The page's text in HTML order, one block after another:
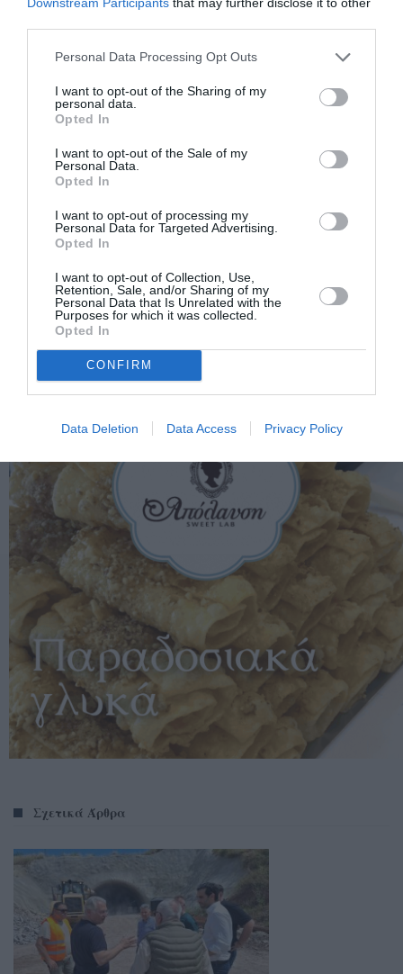
Personal Data Processing Opt Outs
I want to opt-out of the Sharing of my
personal data.
Opted In
I want to opt-out of the Sale of my
Personal Data.
Opted In
I want to opt-out of processing my
Personal Data for Targeted Advertising.
Opted In
I want to opt-out of Collection, Use,
Retention, Sale, and/or Sharing of my
Personal Data that Is Unrelated with the
Purposes for which it was collected.
Opted In
CONFIRM
Data Deletion Data Access Privacy Policy
Σχετικά Άρθρα